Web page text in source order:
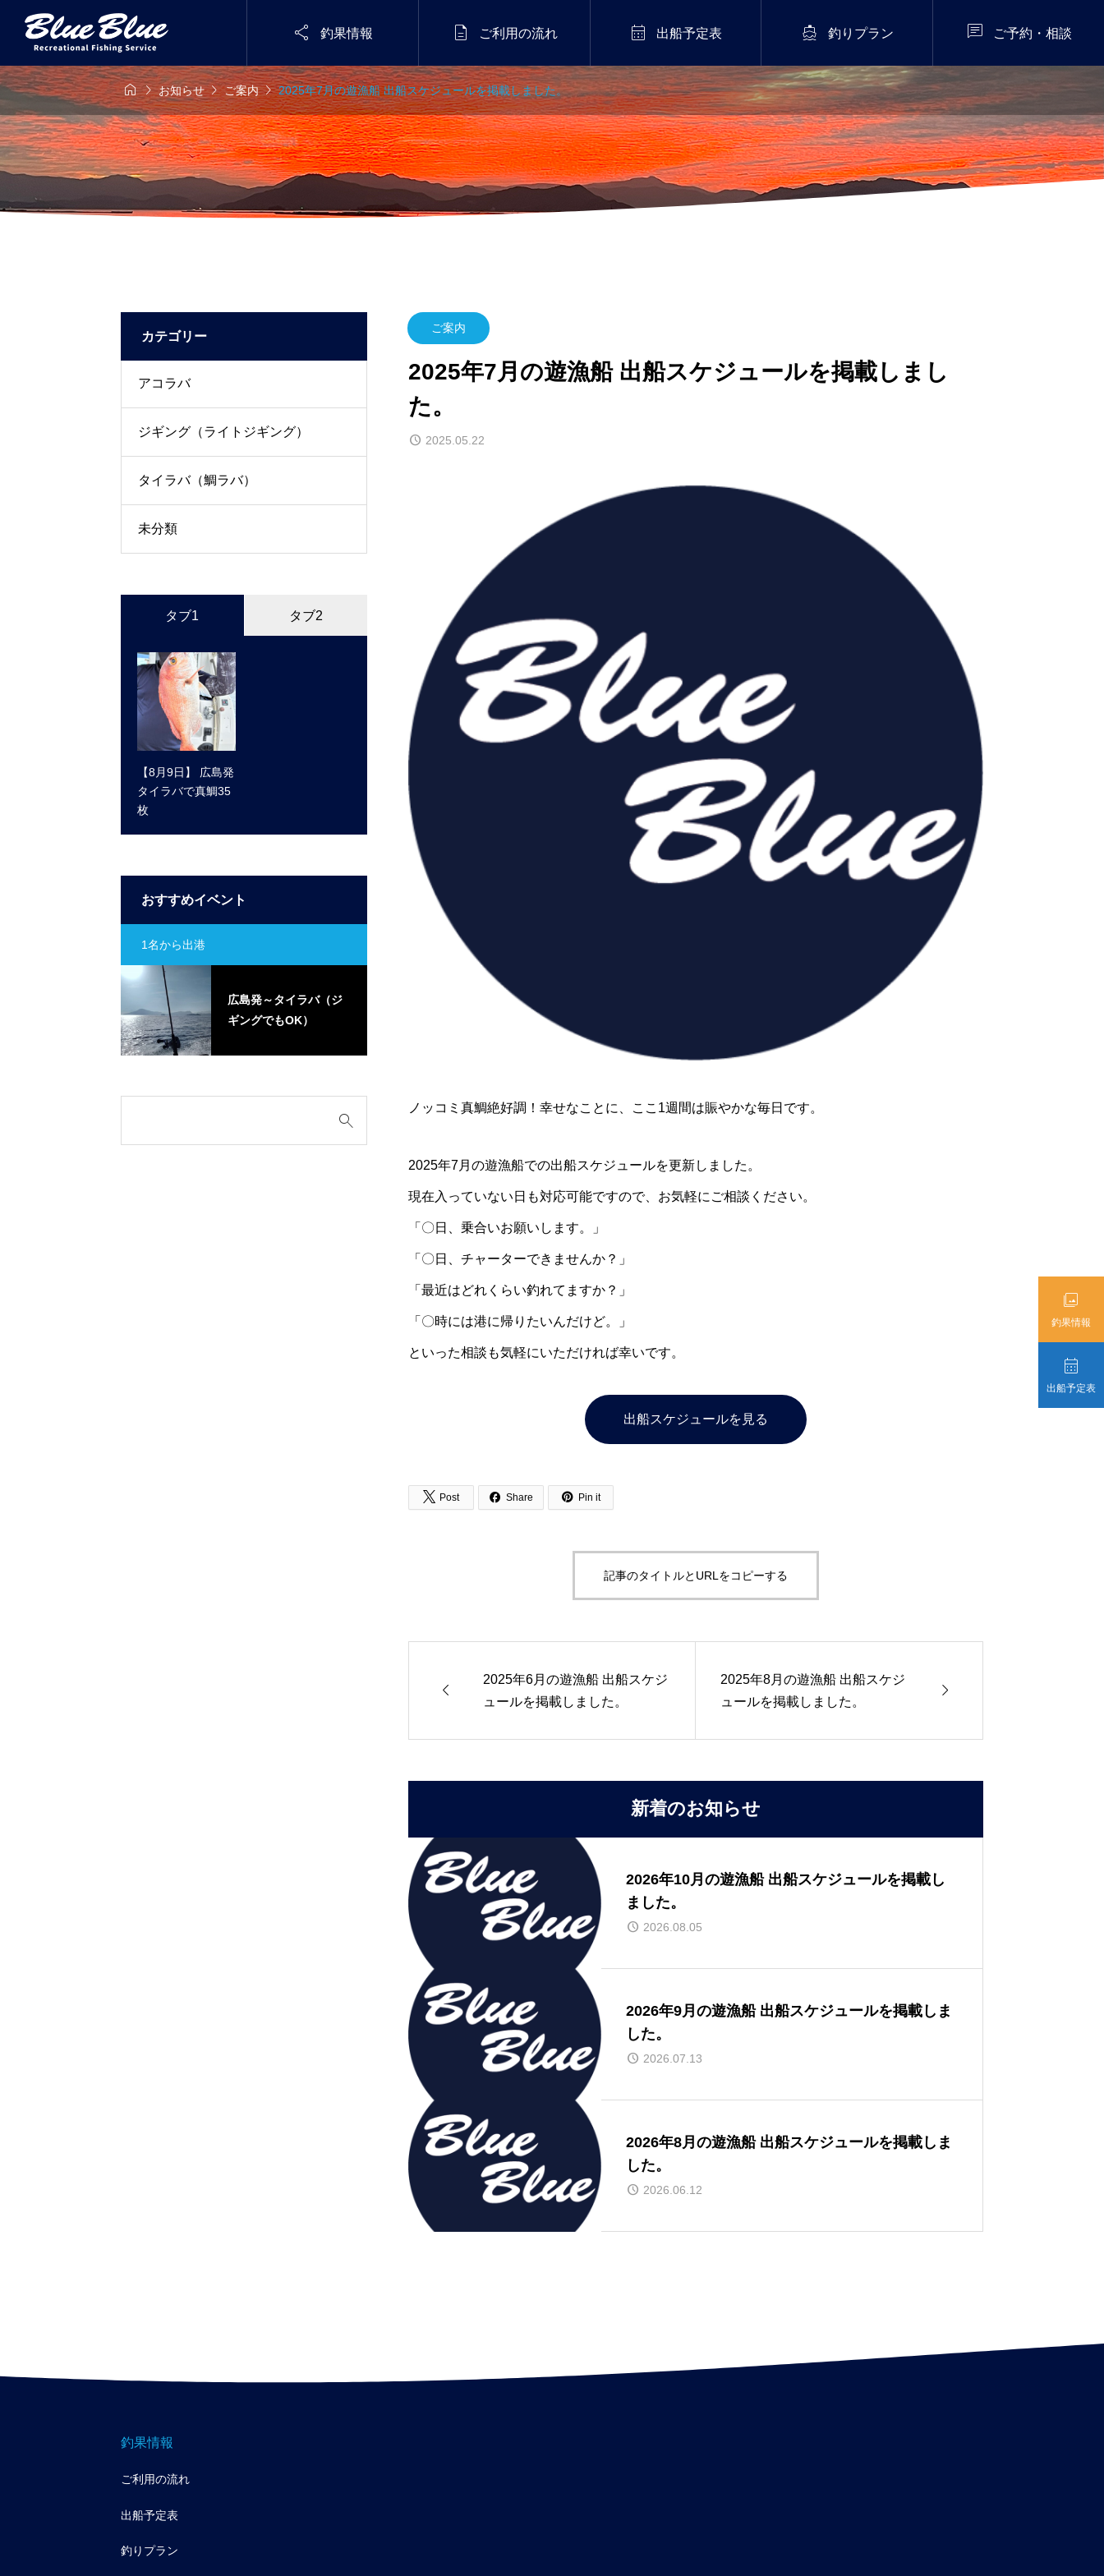
 釣果情報  ご利用の流れ  出船予定表  釣りプラン  ご予約・相談
お知らせご案内2025年7月の遊漁船 出船スケジュールを掲載しました。
ご案内
2025年7月の遊漁船 出船スケジュールを掲載しまし
た。
2025.05.22
ノッコミ真鯛絶好調！幸せなことに、ここ1週間は賑やかな毎日です。
2025年7月の遊漁船での出船スケジュールを更新しました。
現在入っていない日も対応可能ですので、お気軽にご相談ください。
「〇日、乗合いお願いします。」
「〇日、チャーターできませんか？」
「最近はどれくらい釣れてますか？」
「〇時には港に帰りたいんだけど。」
といった相談も気軽にいただければ幸いです。
出船スケジュールを見る
 Post  Share  Pin it
記事のタイトルとURLをコピーする

2025年6月の遊漁船 出船スケジ
ュールを掲載しました。
2025年8月の遊漁船 出船スケジ
ュールを掲載しました。

新着のお知らせ
2026年10月の遊漁船 出船スケジュールを掲載し
ました。
2026.08.05
2026年9月の遊漁船 出船スケジュールを掲載しま
した。
2026.07.13
2026年8月の遊漁船 出船スケジュールを掲載しま
した。
2026.06.12
カテゴリー
アコラバ
ジギング（ライトジギング）
タイラバ（鯛ラバ）
未分類
タブ1 タブ2
【8月9日】 広島発
タイラバで真鯛35
枚
おすすめイベント
1名から出港
広島発～タイラバ（ジ
ギングでもOK）
広島発～タイラバ（ジ
ギングでもOK）
釣果情報
ご利用の流れ
出船予定表
釣りプラン

釣果情報

出船予定表